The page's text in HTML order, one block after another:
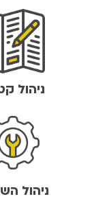
ניהול
ניהול